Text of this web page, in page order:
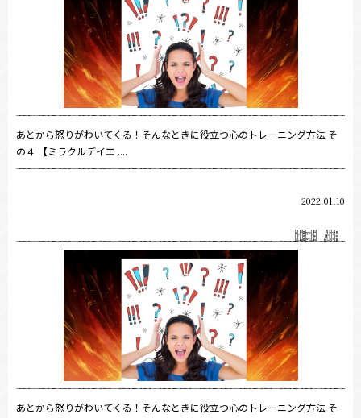
あとから怒りがわいてくる！そんなときに役立つ心のトレーニング方法 そ
の４ 【ミラクルデイエ ....
2022.01.10
あとから怒りがわいてくる！そんなときに役立つ心のトレーニング方法 そ